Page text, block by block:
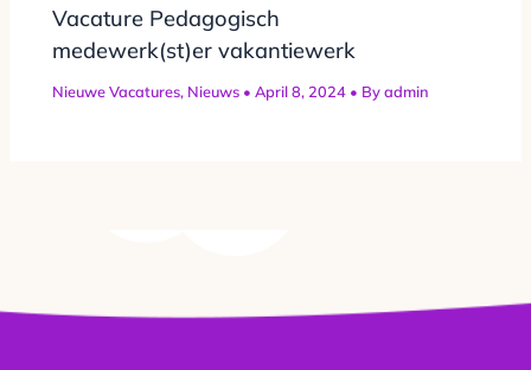
Vacature Pedagogisch
medewerk(st)er vakantiewerk
Nieuwe Vacatures, Nieuws •April 8, 2024 • Byadmin